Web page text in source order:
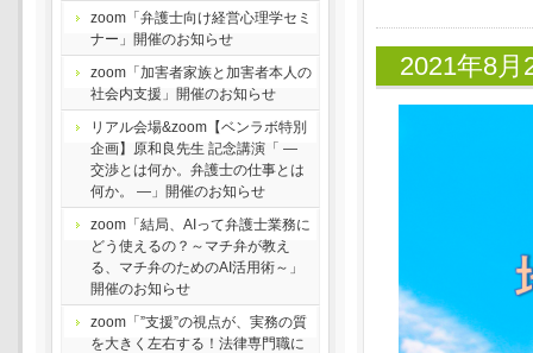
2021年8月
zoom「弁護士向け経営心理学セミ
ナー」開催のお知らせ
zoom「加害者家族と加害者本人の
社会内支援」開催のお知らせ
リアル会場&zoom【ベンラボ特別
企画】原和良先生 記念講演「 ―
交渉とは何か。弁護士の仕事とは
何か。 ―」開催のお知らせ
zoom「結局、AIって弁護士業務に
どう使えるの？～マチ弁が教え
る、マチ弁のためのAI活用術～」
開催のお知らせ
zoom「”支援”の視点が、実務の質
を大きく左右する！法律専門職に